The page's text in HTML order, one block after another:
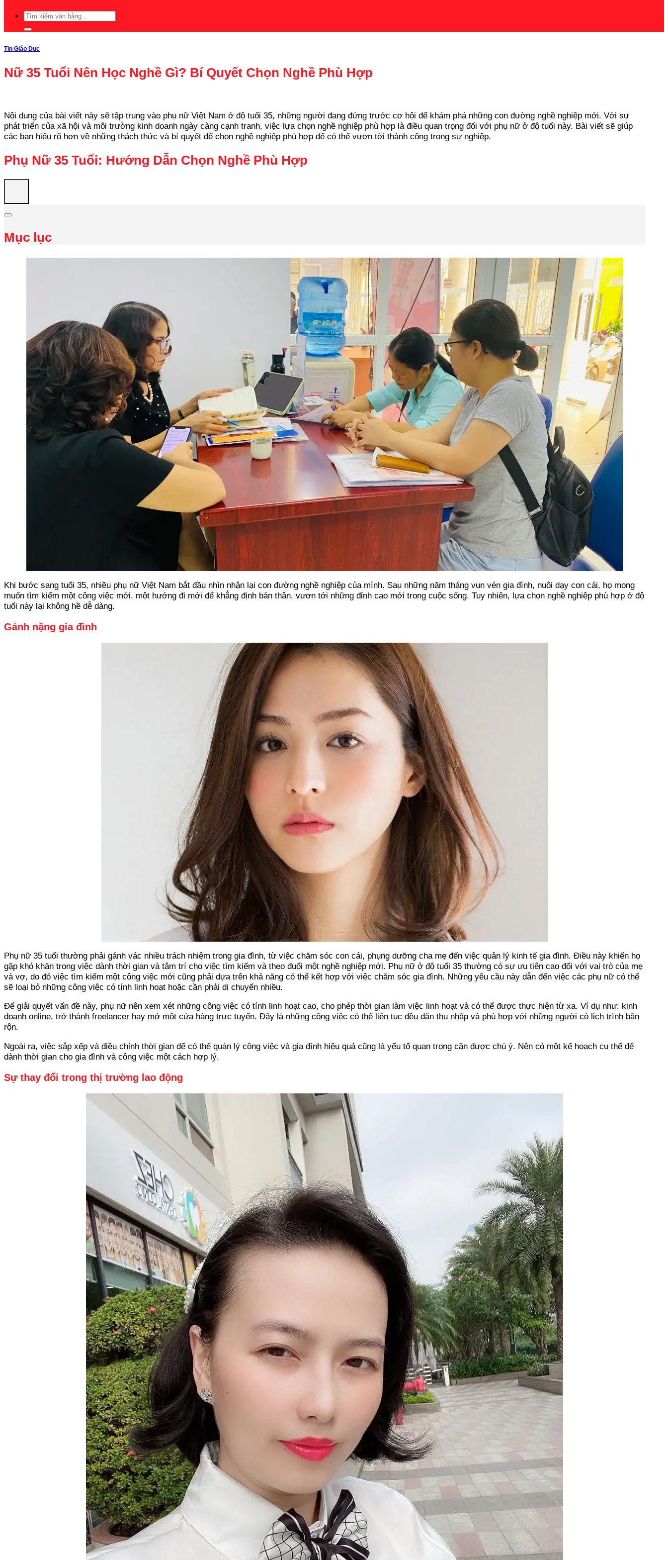
Tin Giáo Dục
Nữ 35 Tuổi Nên Học Nghề Gì? Bí Quyết Chọn Nghề Phù Hợp
Nội dung của bài viết này sẽ tập trung vào phụ nữ Việt Nam ở độ tuổi 35, những người đang đứng trước cơ hội để khám phá những con đường nghề nghiệp mới. Với sự
phát triển của xã hội và môi trường kinh doanh ngày càng cạnh tranh, việc lựa chọn nghề nghiệp phù hợp là điều quan trọng đối với phụ nữ ở độ tuổi này. Bài viết sẽ giúp
các bạn hiểu rõ hơn về những thách thức và bí quyết để chọn nghề nghiệp phù hợp để có thể vươn tới thành công trong sự nghiệp.
Phụ Nữ 35 Tuổi: Hướng Dẫn Chọn Nghề Phù Hợp
Mục lục
Khi bước sang tuổi 35, nhiều phụ nữ Việt Nam bắt đầu nhìn nhận lại con đường nghề nghiệp của mình. Sau những năm tháng vun vén gia đình, nuôi dạy con cái, họ mong
muốn tìm kiếm một công việc mới, một hướng đi mới để khẳng định bản thân, vươn tới những đỉnh cao mới trong cuộc sống. Tuy nhiên, lựa chọn nghề nghiệp phù hợp ở độ
tuổi này lại không hề dễ dàng.
Gánh nặng gia đình
Phụ nữ 35 tuổi thường phải gánh vác nhiều trách nhiệm trong gia đình, từ việc chăm sóc con cái, phụng dưỡng cha mẹ đến việc quản lý kinh tế gia đình. Điều này khiến họ
gặp khó khăn trong việc dành thời gian và tâm trí cho việc tìm kiếm và theo đuổi một nghề nghiệp mới. Phụ nữ ở độ tuổi 35 thường có sự ưu tiên cao đối với vai trò của mẹ
và vợ, do đó việc tìm kiếm một công việc mới cũng phải dựa trên khả năng có thể kết hợp với việc chăm sóc gia đình. Những yêu cầu này dẫn đến việc các phụ nữ có thể
sẽ loại bỏ những công việc có tính linh hoạt hoặc cần phải di chuyển nhiều.
Để giải quyết vấn đề này, phụ nữ nên xem xét những công việc có tính linh hoạt cao, cho phép thời gian làm việc linh hoạt và có thể được thực hiện từ xa. Ví dụ như: kinh
doanh online, trở thành freelancer hay mở một cửa hàng trực tuyến. Đây là những công việc có thể liên tục đều đặn thu nhập và phù hợp với những người có lịch trình bận
rộn.
Ngoài ra, việc sắp xếp và điều chỉnh thời gian để có thể quản lý công việc và gia đình hiệu quả cũng là yếu tố quan trọng cần được chú ý. Nên có một kế hoạch cụ thể để
dành thời gian cho gia đình và công việc một cách hợp lý.
Sự thay đổi trong thị trường lao động